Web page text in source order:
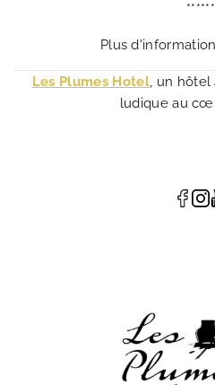
******
Plus
Les Plumes Hotel, un hôtel
ludique au